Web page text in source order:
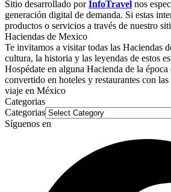
Sitio desarrollado porInfoTravel nos
generación digital de demanda. Si estas
productos o servicios a través de nuestro
Haciendas de Mexico
Te invitamos a visitar todas las Haciendas
cultura, la historia y las leyendas de estos
Hospédate en alguna Hacienda de la
convertido en hoteles y restaurantes con
viaje en México
Categorias
Categorias
Síguenos en